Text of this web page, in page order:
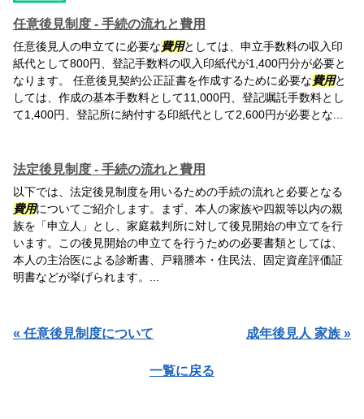
任意後見制度 - 手続の流れと費用
任意後見人の申立てに必要な費用としては、申立手数料の収入印
紙代として800円、登記手数料の収入印紙代が1,400円分が必要と
なります。 任意後見契約公正証書を作成するために必要な費用と
しては、作成の基本手数料として11,000円、登記嘱託手数料とし
て1,400円、登記所に納付する印紙代として2,600円が必要とな...
法定後見制度 - 手続の流れと費用
以下では、法定後見制度を用いるための手続の流れと必要となる
費用についてご紹介します。まず、本人の家族や四親等以内の親
族を「申立人」とし、家庭裁判所に対して後見開始の申立てを行
います。この後見開始の申立てを行うための必要書類としては、
本人の主治医による診断書、戸籍謄本・住民法、固定資産評価証
明書などが挙げられます。...
« 任意後見制度について 成年後見人 家族 »
一覧に戻る